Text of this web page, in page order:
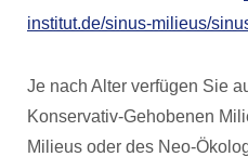
institut.de/sinus-milieus/
Je nach Alter verfügen Sie
Konservativ-Gehobenen
Milieus oder des Neo-